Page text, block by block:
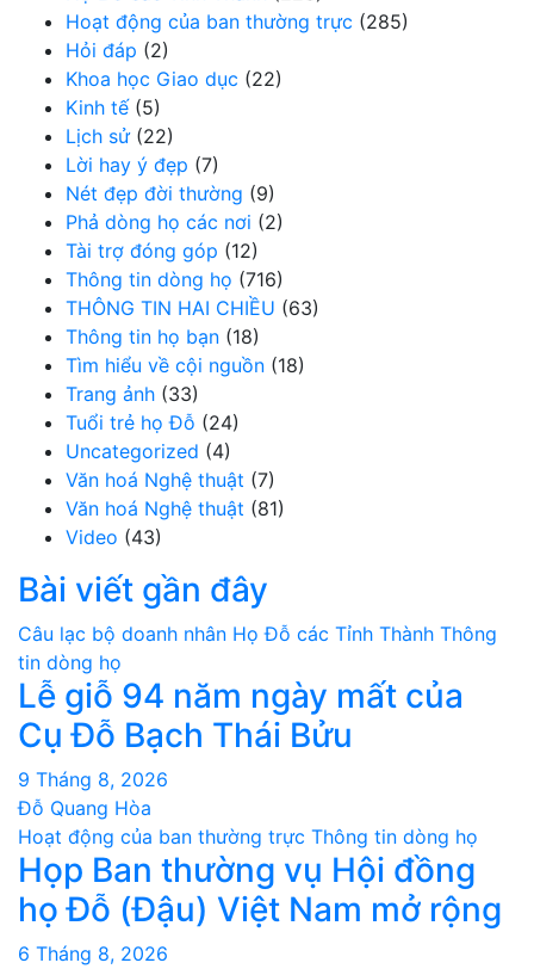
Hoạt động của ban thường trực (285)
Hỏi đáp (2)
Khoa học Giao dục (22)
Kinh tế(5)
Lịch sử(22)
Lời hay ý đẹp (7)
Nét đẹp đời thường (9)
Phả dòng họ các nơi (2)
Tài trợ đóng góp (12)
Thông tin dòng họ (716)
THÔNG TIN HAI CHIỀU (63)
Thông tin họ bạn (18)
Tìm hiểu về cội nguồn (18)
Trang ảnh (33)
Tuổi trẻ họ Đỗ (24)
Uncategorized (4)
Văn hoá Nghệ thuật (7)
Văn hoá Nghệ thuật (81)
Video (43)
Bài viết gần đây
Câu lạc bộ doanh nhân Họ Đỗ các Tỉnh Thành Thông
tin dòng họ
Lễ giỗ 94 năm ngày mất của
Cụ Đỗ Bạch Thái Bửu
9 Tháng 8, 2026
Đỗ Quang Hòa
Hoạt động của ban thường trực Thông tin dòng họ
Họp Ban thường vụ Hội đồng
họ Đỗ (Đậu) Việt Nam mở rộng
6 Tháng 8, 2026